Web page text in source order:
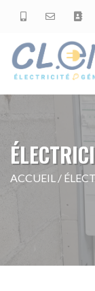
ACCUEIL /